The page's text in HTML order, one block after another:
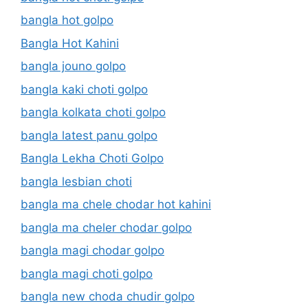
bangla hot golpo
Bangla Hot Kahini
bangla jouno golpo
bangla kaki choti golpo
bangla kolkata choti golpo
bangla latest panu golpo
Bangla Lekha Choti Golpo
bangla lesbian choti
bangla ma chele chodar hot kahini
bangla ma cheler chodar golpo
bangla magi chodar golpo
bangla magi choti golpo
bangla new choda chudir golpo